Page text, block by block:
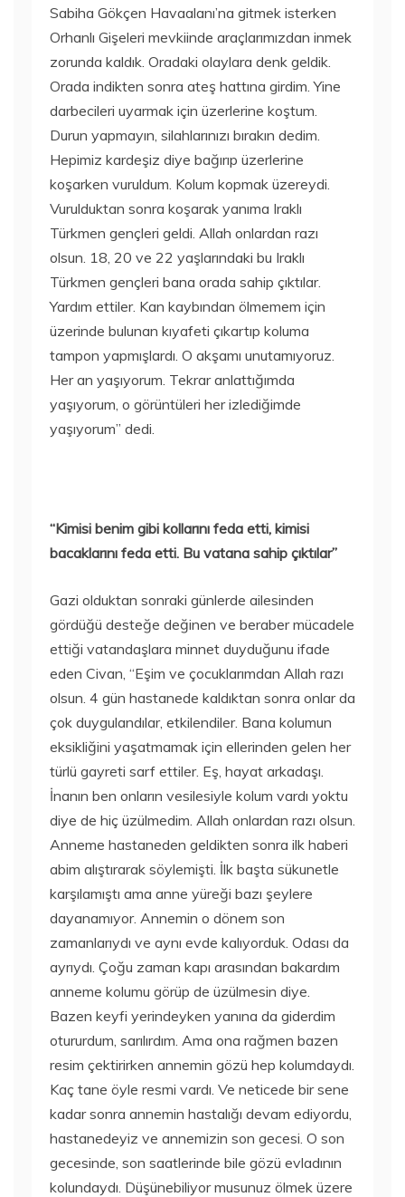
Sabiha Gökçen Havaalanı’na gitmek isterken
Orhanlı Gişeleri mevkiinde araçlarımızdan inmek
zorunda kaldık. Oradaki olaylara denk geldik.
Orada indikten sonra ateş hattına girdim. Yine
darbecileri uyarmak için üzerlerine koştum.
Durun yapmayın, silahlarınızı bırakın dedim.
Hepimiz kardeşiz diye bağırıp üzerlerine
koşarken vuruldum. Kolum kopmak üzereydi.
Vurulduktan sonra koşarak yanıma Iraklı
Türkmen gençleri geldi. Allah onlardan razı
olsun. 18, 20 ve 22 yaşlarındaki bu Iraklı
Türkmen gençleri bana orada sahip çıktılar.
Yardım ettiler. Kan kaybından ölmemem için
üzerinde bulunan kıyafeti çıkartıp koluma
tampon yapmışlardı. O akşamı unutamıyoruz.
Her an yaşıyorum. Tekrar anlattığımda
yaşıyorum, o görüntüleri her izlediğimde
yaşıyorum” dedi.
“Kimisi benim gibi kollarını feda etti, kimisi
bacaklarını feda etti. Bu vatana sahip çıktılar”
Gazi olduktan sonraki günlerde ailesinden
gördüğü desteğe değinen ve beraber mücadele
ettiği vatandaşlara minnet duyduğunu ifade
eden Civan, “Eşim ve çocuklarımdan Allah razı
olsun. 4 gün hastanede kaldıktan sonra onlar da
çok duygulandılar, etkilendiler. Bana kolumun
eksikliğini yaşatmamak için ellerinden gelen her
türlü gayreti sarf ettiler. Eş, hayat arkadaşı.
İnanın ben onların vesilesiyle kolum vardı yoktu
diye de hiç üzülmedim. Allah onlardan razı olsun.
Anneme hastaneden geldikten sonra ilk haberi
abim alıştırarak söylemişti. İlk başta sükunetle
karşılamıştı ama anne yüreği bazı şeylere
dayanamıyor. Annemin o dönem son
zamanlarıydı ve aynı evde kalıyorduk. Odası da
ayrıydı. Çoğu zaman kapı arasından bakardım
anneme kolumu görüp de üzülmesin diye.
Bazen keyfi yerindeyken yanına da giderdim
otururdum, sarılırdım. Ama ona rağmen bazen
resim çektirirken annemin gözü hep kolumdaydı.
Kaç tane öyle resmi vardı. Ve neticede bir sene
kadar sonra annemin hastalığı devam ediyordu,
hastanedeyiz ve annemizin son gecesi. O son
gecesinde, son saatlerinde bile gözü evladının
kolundaydı. Düşünebiliyor musunuz ölmek üzere